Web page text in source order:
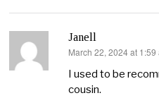
Janell
says:
March 22, 2024 at 1:59
I used to be
cousin.